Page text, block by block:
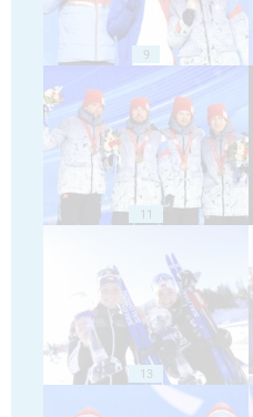
9
11
13